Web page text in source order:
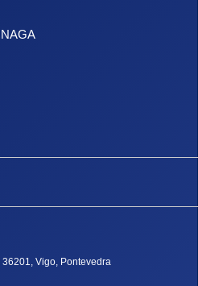
36201, Vigo, Pontevedra